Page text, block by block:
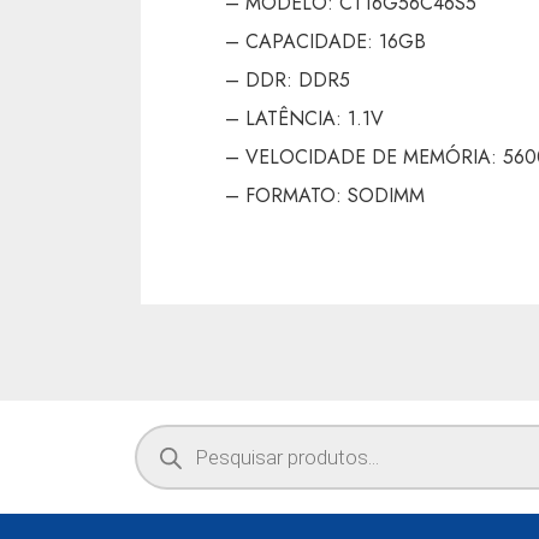
– CAPACIDADE: 16GB
– DDR: DDR5
– LATÊNCIA: 1.1V
– VELOCIDADE DE MEMÓRIA:
– FORMATO: SODIMM